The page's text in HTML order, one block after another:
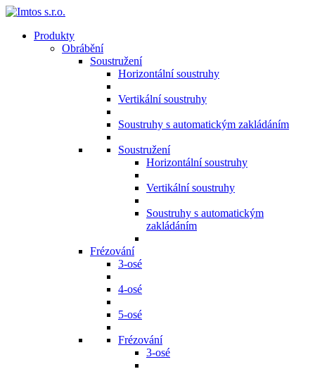
Produkty
Obrábění
Soustružení
Horizontální soustruhy
Vertikální soustruhy
Soustruhy s automatickým zakládáním
Soustružení
Horizontální soustruhy
Vertikální soustruhy
Soustruhy s automatickým
zakládáním
Frézování
3-osé
4-osé
5-osé
Frézování
3-osé